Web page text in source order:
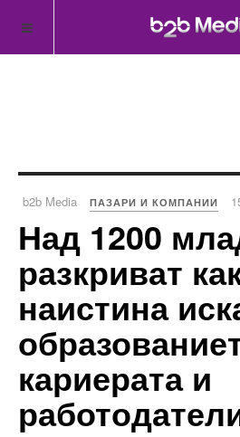
b2b Media ПАЗАРИ И КОМПАНИИ
Над 1200
разкриват
наистина
кариерата и